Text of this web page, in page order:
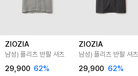
ZIOZIA
남성) 플리츠 반팔 셔츠
29,900 62%
ZIOZIA
남성) 플리츠 반팔 셔츠
29,900 62%